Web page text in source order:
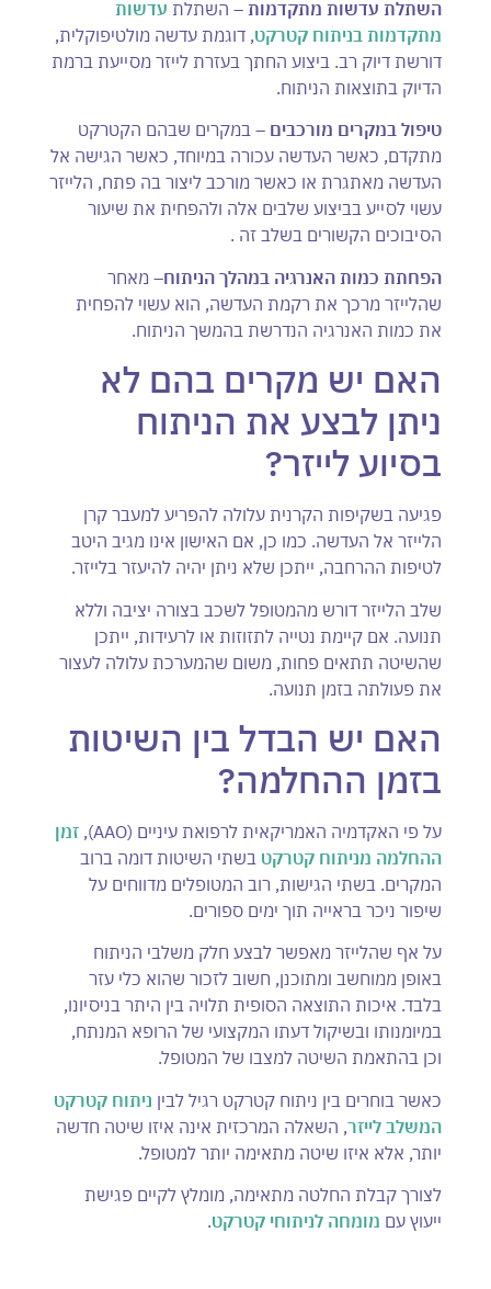
השתלת עדשות מתקדמות – השתלת עדשות
מתקדמות בניתוח קטרקט, דוגמת עדשה מולטיפוקלית,
דורשת דיוק רב. ביצוע החתך בעזרת לייזר מסייעת ברמת
הדיוק בתוצאות הניתוח.
טיפול במקרים מורכבים – במקרים שבהם הקטרקט
מתקדם, כאשר העדשה עכורה במיוחד, כאשר הגישה אל
העדשה מאתגרת או כאשר מורכב ליצור בה פתח, הלייזר
עשוי לסייע בביצוע שלבים אלה ולהפחית את שיעור
הסיבוכים הקשורים בשלב זה .
הפחתת כמות האנרגיה במהלך הניתוח– מאחר
שהלייזר מרכך את רקמת העדשה, הוא עשוי להפחית
את כמות האנרגיה הנדרשת בהמשך הניתוח.
האם יש מקרים בהם לא
ניתן לבצע את הניתוח
בסיוע לייזר?
פגיעה בשקיפות הקרנית עלולה להפריע למעבר קרן
הלייזר אל העדשה. כמו כן, אם האישון אינו מגיב היטב
לטיפות ההרחבה, ייתכן שלא ניתן יהיה להיעזר בלייזר.
שלב הלייזר דורש מהמטופל לשכב בצורה יציבה וללא
תנועה. אם קיימת נטייה לתזוזות או לרעידות, ייתכן
שהשיטה תתאים פחות, משום שהמערכת עלולה לעצור
את פעולתה בזמן תנועה.
האם יש הבדל בין השיטות
בזמן ההחלמה?
על פי האקדמיה האמריקאית לרפואת עיניים (AAO),
זמן
ההחלמה מניתוח קטרקט בשתי השיטות דומה ברוב
המקרים. בשתי הגישות, רוב המטופלים מדווחים על
שיפור ניכר בראייה תוך ימים ספורים.
על אף שהלייזר מאפשר לבצע חלק משלבי הניתוח
באופן ממוחשב ומתוכנן, חשוב לזכור שהוא כלי עזר
בלבד. איכות התוצאה הסופית תלויה בין היתר בניסיונו,
במיומנותו ובשיקול דעתו המקצועי של הרופא המנתח,
וכן בהתאמת השיטה למצבו של המטופל.
כאשר בוחרים בין ניתוח קטרקט רגיל לבין ניתוח קטרקט
המשלב לייזר, השאלה המרכזית אינה איזו שיטה חדשה
יותר, אלא איזו שיטה מתאימה יותר למטופל.
לצורך קבלת החלטה מתאימה, מומלץ לקיים פגישת
ייעוץ עם מומחה לניתוחי קטרקט.